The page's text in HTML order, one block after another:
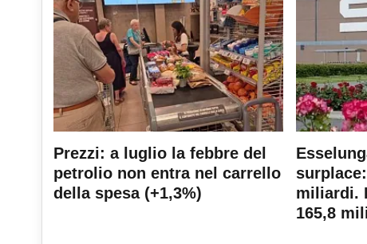
Prezzi: a luglio la febbre del
petrolio non entra nel carrello
della spesa (+1,3%)
miliardi.
165,8